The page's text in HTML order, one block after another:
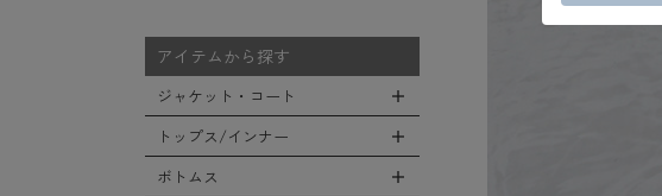
アイテムから探す
ジャケット・コート
全てのジャケット・コート
LEVEL7
トップス/インナー
全てのトップス/インナー
ボトムス